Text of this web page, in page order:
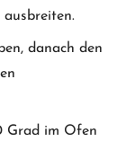
danach den
Grad im Ofen